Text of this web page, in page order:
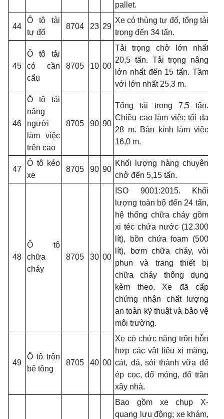
pallet.
44
Ô tô tải
tự đổ
8704 23 29
Xe có thùng tự đổ, tổng tải
trọng đến 34 tấn.
45
Ô tô tải
có cần
cẩu
8705 10 00
Tải trọng chở lớn nhất
20,5 tấn. Tải trọng nâng
lớn nhất đến 15 tấn. Tầm
với lớn nhất 25,3 m.
46
Ô tô tải
nâng
người
làm việc
trên cao
8705 90 90
Tổng tải trọng 7,5 tấn.
Chiều cao làm việc tối đa
28 m. Bán kính làm việc
16,0 m.
47
Ô tô kéo
xe
8705 90 90
Khối lượng hàng chuyên
chở đến 5,15 tấn.
48
Ô tô
chữa
cháy
8705 30 00
ISO 9001:2015. Khối
lượng toàn bộ đến 24 tấn,
hệ thống chữa cháy gồm
xi téc chứa nước (12.300
lít), bồn chứafoam (500
lít), bơm chữa cháy, vòi
phun và trang thiết bị
chữa cháy thông dụng
kèm theo. Xe đã cấp
chứng nhận chất lượng
an toàn kỹ thuật và bảo vệ
môi trường.
49
Ô tô trộn
bê tông
8705 40 00
Xe có chức năng trộn hỗn
hợp các vật liệu xi măng,
cát, đá, sỏi thành vữa để
ép cọc, đổ móng, đổ trần
xây nhà.
Bao gồm xe chụp X-
quang lưu động; xe khám,